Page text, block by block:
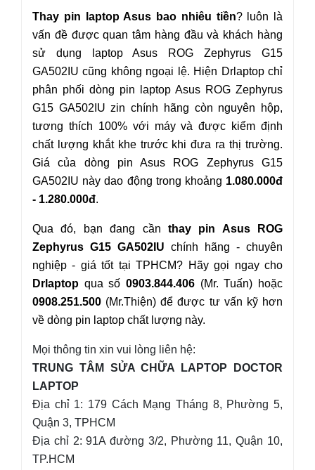
Thay pin laptop Asus bao nhiêu tiền? luôn là
vấn đề được quan tâm hàng đầu và khách hàng
sử dụng laptop Asus ROG ZephyrusG15
GA502IU cũng không ngoại lệ. Hiện Drlaptop chỉ
phân phối dòng pin laptop Asus ROG Zephyrus
G15 GA502IU zin chính hãng còn nguyên hộp,
tương thích 100% với máy và được kiểm định
chất lượng khắt khe trước khi đưa ra thị trường.
Giá của dòng pin Asus ROG Zephyrus G15
GA502IU này dao động trong khoảng 1.080.000đ
- 1.280.000đ.
Qua đó, bạn đang cần thay pin Asus ROG
Zephyrus G15 GA502IU chính hãng - chuyên
nghiệp - giá tốt tại TPHCM? Hãy gọi ngay cho
Drlaptop qua số0903.844.406 (Mr. Tuấn) hoặc
0908.251.500 (Mr.Thiện) để được tư vấn kỹ hơn
về dòng pin laptop chất lượng này.
Mọi thông tin xin vui lòng liên hệ:
TRUNG TÂM SỬA CHỮA LAPTOP DOCTOR
LAPTOP
Địa chỉ 1: 179 Cách Mạng Tháng 8, Phường 5,
Quận 3, TPHCM
Địa chỉ 2: 91A đường 3/2, Phường 11, Quận 10,
TP.HCM